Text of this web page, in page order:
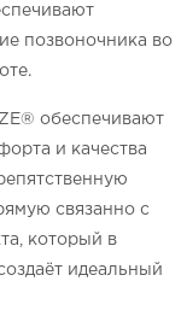
позвоночника во
обеспечивают
и качества
связанно с
который в
идеальный